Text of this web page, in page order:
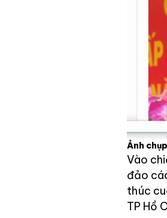
Ảnh
Vào
đảo
thúc
TP Hồ